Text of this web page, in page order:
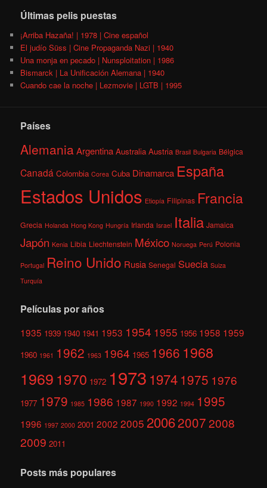
Últimas pelis puestas
¡Arriba Hazaña! | 1978 | Cine español
El judío Süss | Cine Propaganda Nazi | 1940
Una monja en pecado | Nunsploitation | 1986
Bismarck | La Unificación Alemana | 1940
Cuando cae la noche | Lezmovie | LGTB | 1995
Países
AlemaniaArgentina Australia Austria Brasil Bulgaria Bélgica
Canadá Colombia Corea Cuba Dinamarca España
Estados Unidos Etiopía Filipinas Francia
Grecia Holanda Hong Kong Hungría Irlanda Israel Italia Jamaica
Japón Kenia Libia Liechtenstein México Noruega Perú Polonia
Portugal Reino Unido Rusia Senegal Suecia Suiza
Turquía
Películas por años
1935 1939 1940 1941 1953 1954 1955 1956 1958 1959
1960 1961 1962 1963 1964 1965 1966 1968
1969 1970 1972 1973 1974 1975 1976
1977 1979 1985 1986 1987 1990 1992 1994 1995
1996 1997 2000 2001 2002 2005 200620072008
2009 2011
Posts más populares